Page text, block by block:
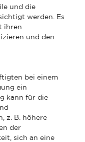
und die
werden. Es
ihren
und den
bei einem
ein
kann für die
z. B. höhere
der
sich an eine